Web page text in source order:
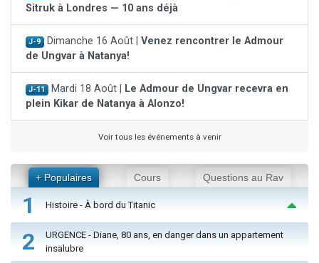
Sitruk à Londres — 10 ans déjà
J-9 Dimanche 16 Août | Venez rencontrer le Admour
de Ungvar à Natanya!
J-11 Mardi 18 Août |
Le Admour de Ungvar recevra en
plein Kikar de Natanya à Alonzo!
Voir tous les événements à venir
+ Populaires Cours Questions au Rav
1 Histoire - À bord du Titanic
2
URGENCE - Diane, 80 ans, en danger dans un appartement
insalubre